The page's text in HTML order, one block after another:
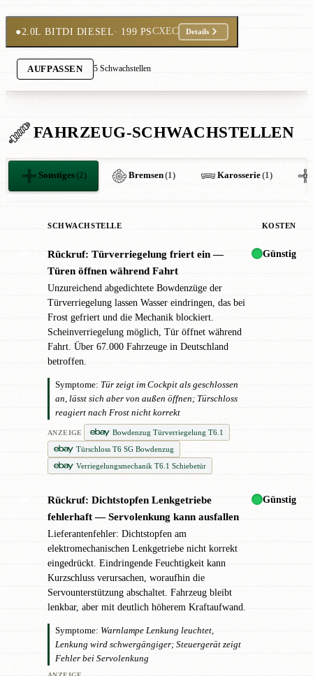
●2.0L BITDI DIESEL· 199 PSCXEC Details
AUFPASSEN 5 Schwachstellen
FAHRZEUG-SCHWACHSTELLEN
Sonstiges(2) Bremsen(1) Karosserie(1)
SCHWACHSTELLE KOSTEN
Rückruf: Türverriegelung friert ein —
Türen öffnen während Fahrt
Unzureichend abgedichtete Bowdenzüge der
Türverriegelung lassen Wasser eindringen, das bei
Frost gefriert und die Mechanik blockiert.
Scheinverriegelung möglich, Tür öffnet während
Fahrt. Über 67.000 Fahrzeuge in Deutschland
betroffen.
Symptome: Tür zeigt im Cockpit als geschlossen
an, lässt sich aber von außen öffnen; Türschloss
reagiert nach Frost nicht korrekt
ANZEIGE
Bowdenzug Türverriegelung T6.1
Türschloss T6 SG Bowdenzug
Verriegelungsmechanik T6.1 Schiebetür
Günstig
Rückruf: Dichtstopfen Lenkgetriebe
fehlerhaft — Servolenkung kann ausfallen
Lieferantenfehler: Dichtstopfen am
elektromechanischen Lenkgetriebe nicht korrekt
eingedrückt. Eindringende Feuchtigkeit kann
Kurzschluss verursachen, woraufhin die
Servounterstützung abschaltet. Fahrzeug bleibt
lenkbar, aber mit deutlich höherem Kraftaufwand.
Symptome: Warnlampe Lenkung leuchtet,
Lenkung wird schwergängiger; Steuergerät zeigt
Fehler bei Servolenkung
Günstig